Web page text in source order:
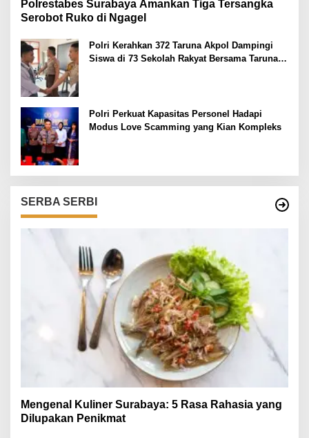
Polrestabes Surabaya Amankan Tiga Tersangka
Serobot Ruko di Ngagel
Polri Kerahkan 372 Taruna Akpol Dampingi
Siswa di 73 Sekolah Rakyat Bersama Taruna
Polri Perkuat Kapasitas Personel Hadapi
Modus Love Scamming yang Kian Kompleks
SERBA SERBI
Mengenal Kuliner Surabaya: 5 Rasa Rahasia yang
Dilupakan Penikmat